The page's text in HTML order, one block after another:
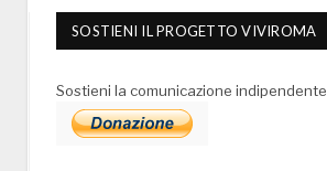
SOSTIENI IL PROGETTO VIVIROMA
Sostieni la comunicazione indipendente